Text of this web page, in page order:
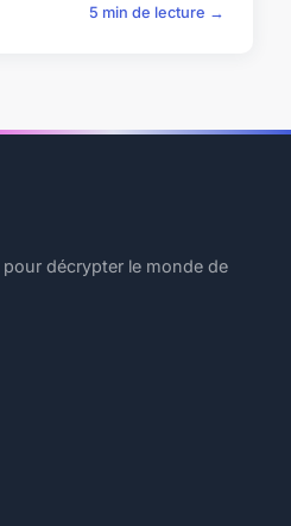
5 min de lecture →
décrypter le monde de